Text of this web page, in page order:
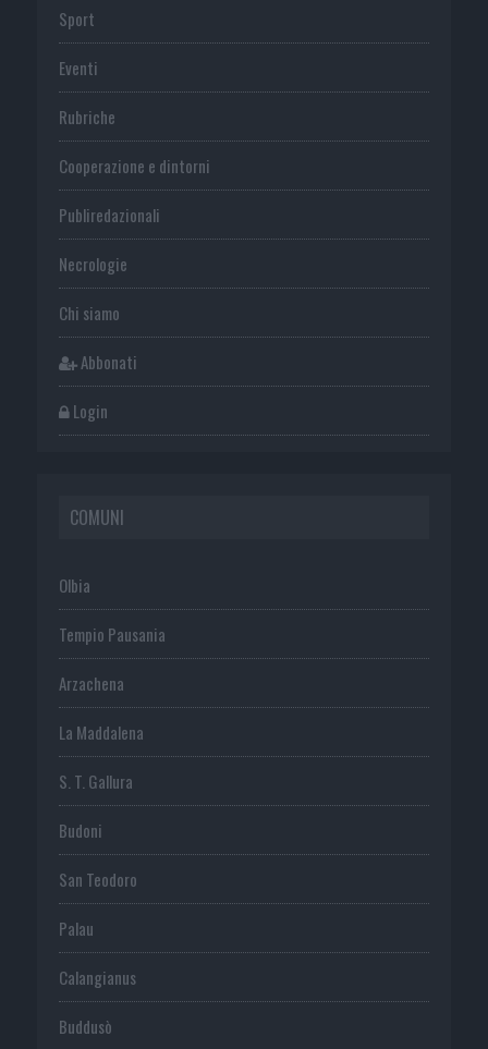
Sport
Eventi
Rubriche
Cooperazione e dintorni
Publiredazionali
Necrologie
Chi siamo
Abbonati
Login
COMUNI
Olbia
Tempio Pausania
Arzachena
La Maddalena
S. T. Gallura
Budoni
San Teodoro
Palau
Calangianus
Buddusò